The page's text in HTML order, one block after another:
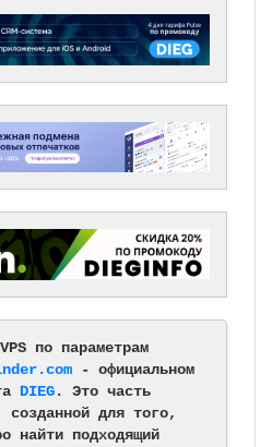
по параметрам
- официальном
DIEG. Это часть
созданной для того,
найти подходящий